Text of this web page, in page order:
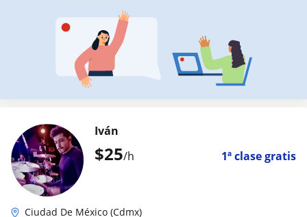
$25/h 1ª clase gratis
Iván
Ciudad De México (Cdmx)